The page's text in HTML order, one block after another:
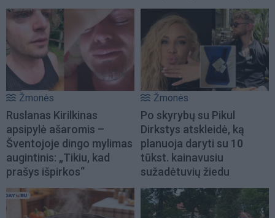
Žmonės
Ruslanas Kirilkinas
apsipylė ašaromis –
Šventojoje dingo mylimas
augintinis: „Tikiu, kad
prašys išpirkos“
Žmonės
Po skyrybų su Pikul
Dirkstys atskleidė, ką
planuoja daryti su 10
tūkst. kainavusiu
sužadėtuvių žiedu